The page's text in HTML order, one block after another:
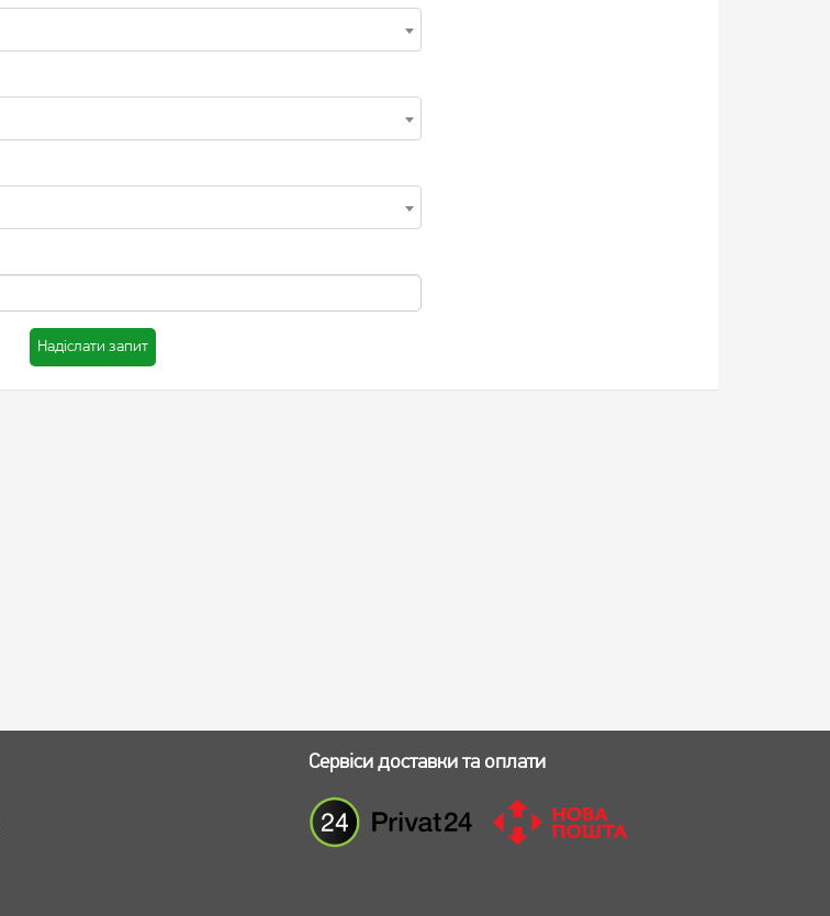
Надіслати запит
Сервіси доставки та оплати